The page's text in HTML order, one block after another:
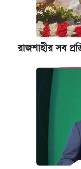
রাজশাহীর সব